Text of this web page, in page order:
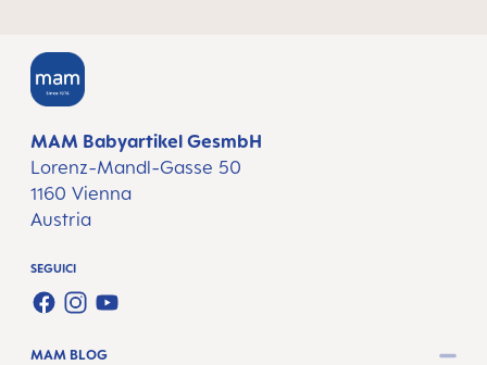
MAM Babyartikel GesmbH
Lorenz-Mandl-Gasse 50
1160 Vienna
Austria
SEGUICI
FACEBOOK
INSTAGRAM
YOUTUBE
MAM BLOG